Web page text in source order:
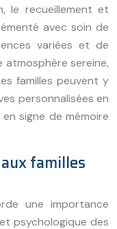
le recueillement et
avec soin de
variées et de
sereine,
familles peuvent y
personnalisées en
signe de mémoire
familles
une importance
psychologique des